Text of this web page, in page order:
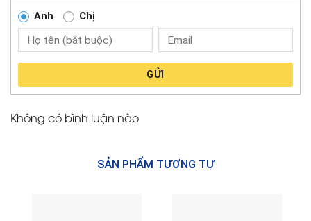
Anh Chị
GỬI
Không có bình luận nào
SẢN PHẨM TƯƠNG TỰ